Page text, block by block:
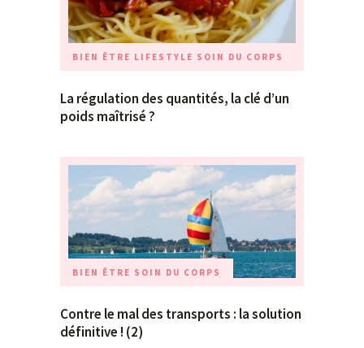
BIEN ÊTRE LIFESTYLE SOIN DU CORPS
La régulation des quantités, la clé d’un
poids maîtrisé ?
BIEN ÊTRE SOIN DU CORPS
Contre le mal des transports : la solution
définitive ! (2)